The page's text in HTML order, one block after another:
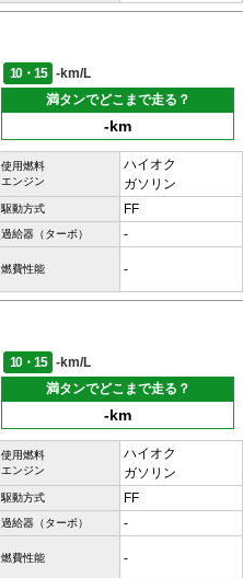
10・15
-km/L
満タンでどこまで走る？
-km
使用燃料
エンジン
ハイオク
ガソリン
駆動方式 FF
過給器（ターボ） -
燃費性能 -
10・15
-km/L
満タンでどこまで走る？
-km
使用燃料
エンジン
ハイオク
ガソリン
駆動方式 FF
過給器（ターボ） -
燃費性能 -